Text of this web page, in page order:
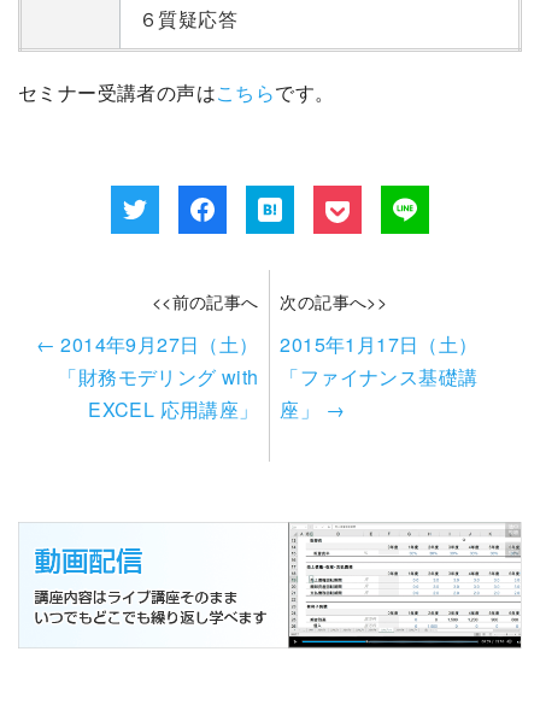
６質疑応答
セミナー受講者の声はこちらです。
<<前の記事へ
← 2014年9月27日（土）
「財務モデリング with
EXCEL 応用講座」
次の記事へ>>
2015年1月17日（土）
「ファイナンス基礎講
座」
→